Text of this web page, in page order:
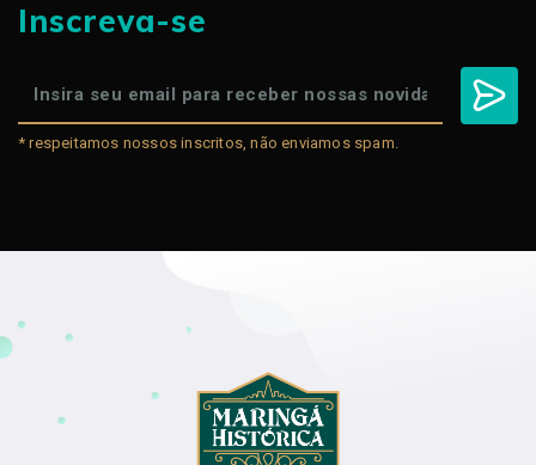
Inscreva-se
* respeitamos nossos inscritos, não enviamos spam.